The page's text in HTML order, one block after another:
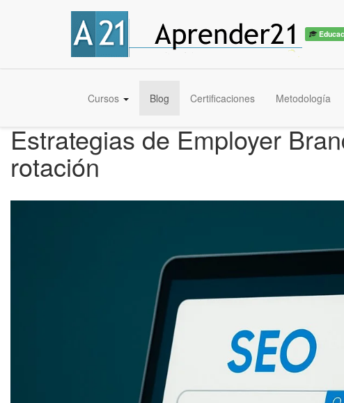
Cursos Blog Certificaciones Metodología
Estrategias de Employer
rotación